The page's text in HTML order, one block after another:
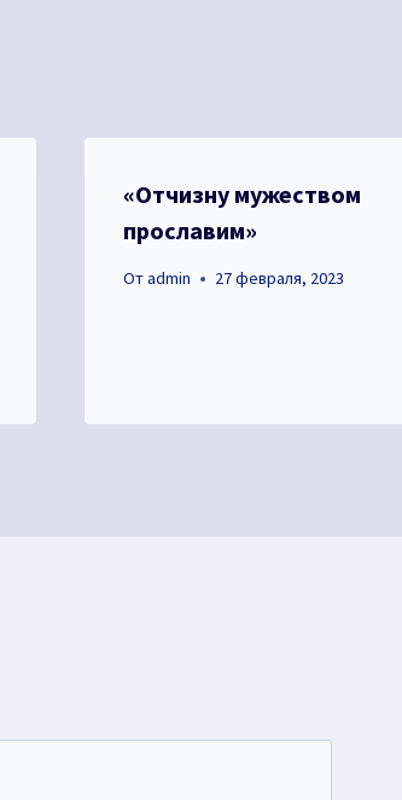
«Отчизну мужеством
прославим»
Отadmin 27 февраля, 2023